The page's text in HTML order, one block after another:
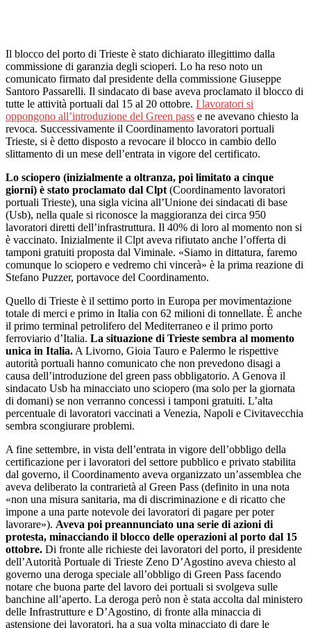
Il blocco del porto di Trieste è stato dichiarato illegittimo dalla
commissione di garanzia degli scioperi. Lo ha reso noto un
comunicato firmato dal presidente della commissione Giuseppe
Santoro Passarelli. Il sindacato di base aveva proclamato il blocco di
tutte le attività portuali dal 15 al 20 ottobre. I lavoratori si
oppongono all’introduzione del Green pass e ne avevano chiesto la
revoca. Successivamente il Coordinamento lavoratori portuali
Trieste, si è detto disposto a revocare il blocco in cambio dello
slittamento di un mese dell’entrata in vigore del certificato.
Lo sciopero (inizialmente a oltranza, poi limitato a cinque
giorni) è stato proclamato dal Clpt (Coordinamento lavoratori
portuali Trieste), una sigla vicina all’Unione dei sindacati di base
(Usb), nella quale si riconosce la maggioranza dei circa 950
lavoratori diretti dell’infrastruttura. Il 40% di loro al momento non si
è vaccinato. Inizialmente il Clpt aveva rifiutato anche l’offerta di
tamponi gratuiti proposta dal Viminale. «Siamo in dittatura, faremo
comunque lo sciopero e vedremo chi vincerà» è la prima reazione di
Stefano Puzzer, portavoce del Coordinamento.
Quello di Trieste è il settimo porto in Europa per movimentazione
totale di merci e primo in Italia con 62 milioni di tonnellate. È anche
il primo terminal petrolifero del Mediterraneo e il primo porto
ferroviario d’Italia. La situazione di Trieste sembra al momento
unica in Italia. A Livorno, Gioia Tauro e Palermo le rispettive
autorità portuali hanno comunicato che non prevedono disagi a
causa dell’introduzione del green pass obbligatorio. A Genova il
sindacato Usb ha minacciato uno sciopero (ma solo per la giornata
di domani) se non verranno concessi i tamponi gratuiti. L’alta
percentuale di lavoratori vaccinati a Venezia, Napoli e Civitavecchia
sembra scongiurare problemi.
A fine settembre, in vista dell’entrata in vigore dell’obbligo della
certificazione per i lavoratori del settore pubblico e privato stabilita
dal governo, il Coordinamento aveva organizzato un’assemblea che
aveva deliberato la contrarietà al Green Pass (definito in una nota
«non una misura sanitaria, ma di discriminazione e di ricatto che
impone a una parte notevole dei lavoratori di pagare per poter
lavorare»). Aveva poi preannunciato una serie di azioni di
protesta, minacciando il blocco delle operazioni al porto dal 15
ottobre. Di fronte alle richieste dei lavoratori del porto, il presidente
dell’Autorità Portuale di Trieste Zeno D’Agostino aveva chiesto al
governo una deroga speciale all’obbligo di Green Pass facendo
notare che buona parte del lavoro dei portuali si svolgeva sulle
banchine all’aperto. La deroga però non è stata accolta dal ministero
delle Infrastrutture e D’Agostino, di fronte alla minaccia di
astensione dei lavoratori, ha a sua volta minacciato di dare le